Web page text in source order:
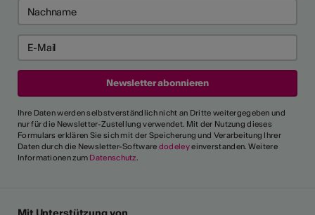
Ihre Daten werden selbstverständlich nicht an Dritte weitergegeben und
nur für die Newsletter-Zustellung verwendet. Mit der Nutzung dieses
Formulars erklären Sie sich mit der Speicherung und Verarbeitung Ihrer
Daten durch die Newsletter-Software dodeleyeinverstanden. Weitere
Informationen zum Datenschutz.